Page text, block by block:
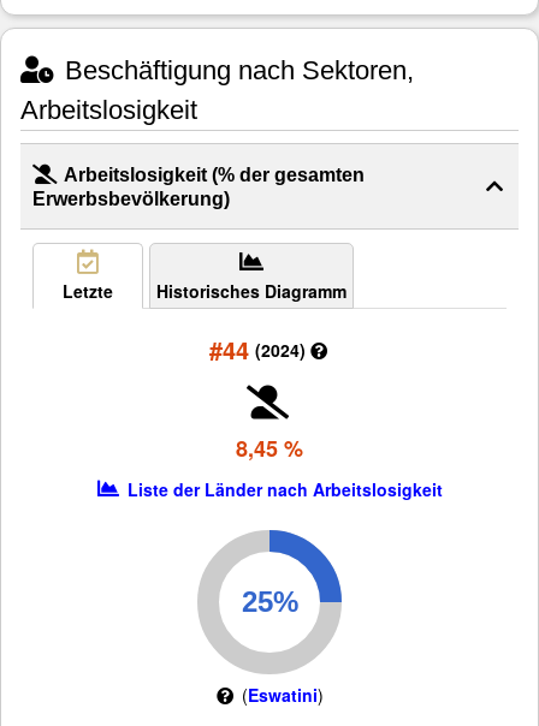
Beschäftigung nach Sektoren,
Arbeitslosigkeit
Arbeitslosigkeit (% der gesamten
Erwerbsbevölkerung)
Letzte Historisches Diagramm
#44 (2024)
8,45 %
Liste der Länder nach Arbeitslosigkeit
(Eswatini)